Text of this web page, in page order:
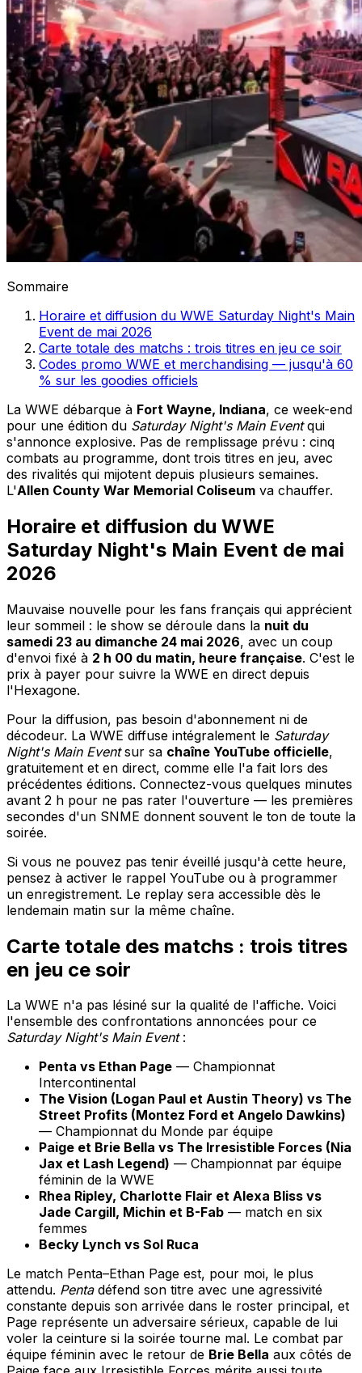
Sommaire
Horaire et diffusion du WWE Saturday Night's Main
Event de mai 2026
Carte totale des matchs : trois titres en jeu ce soir
Codes promo WWE et merchandising — jusqu'à 60
% sur les goodies officiels
La WWE débarque à Fort Wayne, Indiana, ce week-end
pour une édition du Saturday Night's Main Eventqui
s'annonce explosive. Pas de remplissage prévu : cinq
combats au programme, dont trois titres en jeu, avec
des rivalités qui mijotent depuis plusieurs semaines.
L'Allen County War Memorial Coliseum va chauffer.
Horaire et diffusion du WWE
Saturday Night's Main Event de mai
2026
Mauvaise nouvelle pour les fans français qui apprécient
leur sommeil : le show se déroule dans la nuit du
samedi 23 au dimanche 24 mai 2026, avec un coup
d'envoi fixé à 2 h 00 du matin, heure française. C'est le
prix à payer pour suivre la WWE en direct depuis
l'Hexagone.
Pour la diffusion, pas besoin d'abonnement ni de
décodeur. La WWE diffuse intégralement le Saturday
Night's Main Eventsur sa chaîne YouTube officielle,
gratuitement et en direct, comme elle l'a fait lors des
précédentes éditions. Connectez-vous quelques minutes
avant 2 h pour ne pas rater l'ouverture — les premières
secondes d'un SNME donnent souvent le ton de toute la
soirée.
Si vous ne pouvez pas tenir éveillé jusqu'à cette heure,
pensez à activer le rappel YouTube ou à programmer
un enregistrement. Le replay sera accessible dès le
lendemain matin sur la même chaîne.
Carte totale des matchs : trois titres
en jeu ce soir
La WWE n'a pas lésiné sur la qualité de l'affiche. Voici
l'ensemble des confrontations annoncées pour ce
Saturday Night's Main Event:
Penta vs Ethan Page — Championnat
Intercontinental
The Vision (Logan Paul et Austin Theory) vs The
Street Profits (Montez Ford et Angelo Dawkins)
— Championnat du Monde par équipe
Paige et Brie Bella vs The Irresistible Forces (Nia
Jax et Lash Legend) — Championnat par équipe
féminin de la WWE
Rhea Ripley, Charlotte Flair et Alexa Bliss vs
Jade Cargill, Michin et B-Fab — match en six
femmes
Becky Lynch vs Sol Ruca
Le match Penta–Ethan Page est, pour moi, le plus
attendu. Pentadéfend son titre avec une agressivité
constante depuis son arrivée dans le roster principal, et
Page représente un adversaire sérieux, capable de lui
voler la ceinture si la soirée tourne mal. Le combat par
équipe féminin avec le retour de Brie Bella aux côtés de